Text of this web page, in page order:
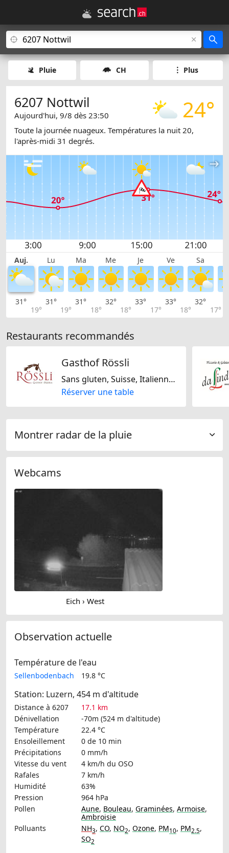
Pluie CH Plus
24°
6207 Nottwil
Aujourd'hui, 9/8 dès 23:50
Toute la journée nuageux. Températures la nuit 20,
l'après-midi 31 degrés.
Auj. Lu Ma Me Je Ve Sa
31°
19°
31°
19°
31°
18°
32°
18°
33°
17°
33°
18°
32°
17°
Restaurants recommandés
Gasthof Rössli
Sans gluten, Suisse, Italienne, Régionale
Réserver une table
Montrer radar de la pluie
Webcams
Eich › West
Observation actuelle
Température de l'eau
Sellenbodenbach 19.8 °C
Station: Luzern, 454 m d'altitude
Distance à 6207
17.1 km
Dénivellation
-70m (524 m d'altitude)
Température
22.4 °C
Ensoleillement
0 de 10 min
Précipitations
0 mm/h
Vitesse du vent
4 km/h du OSO
Rafales
7 km/h
Humidité
63%
Pression
964 hPa
Pollen
Aune, Bouleau, Graminées, Armoise,
Ambroisie
Polluants
NH3, CO, NO2, Ozone, PM10, PM2.5,
SO2